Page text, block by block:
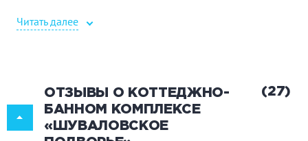
Коттеджно-банный комплекс расположен на берегу
озера и при этом всего в нескольких сотнях метров от
на метро, а если вы все-таки решили ехать на
собственном транспорте и при этом не отказывать себе
в полноценном веселье, можно воспользоваться
услугой «трезвый водитель», которая сделает ваш
Читать далее
ОТЗЫВЫ О КОТТЕДЖНО-
БАННОМ КОМПЛЕКСЕ
«ШУВАЛОВСКОЕ
(27)